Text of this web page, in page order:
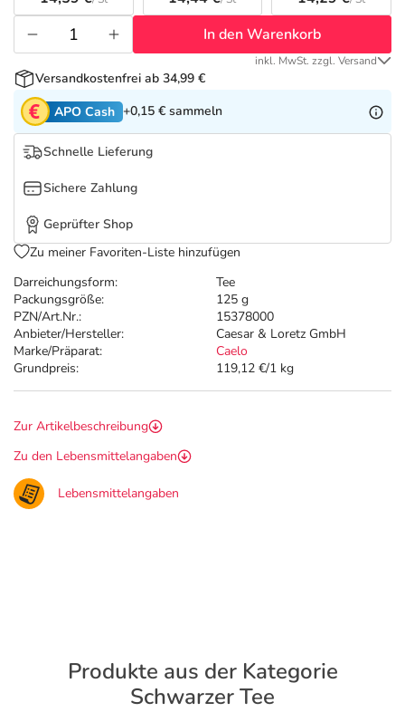
Tierapotheke
Vitamine & Mineralstoffe
Marken
Salus Deals
Darreichungsform:
Tee
Packungsgröße:
125 g
PZN/Art.Nr.:
15378000
Anbieter/Hersteller:
Caesar & Loretz GmbH
Marke/Präparat:
Caelo
Grundpreis:
119,12 €/1 kg
In den Warenkorb
inkl. MwSt. zzgl. Versand
Versandkostenfrei ab 34,99 €
APO Cash +0,15 € sammeln
Schnelle Lieferung
Sichere Zahlung
Geprüfter Shop
Zu meiner Favoriten-Liste hinzufügen
Zur Artikelbeschreibung
Zu den Lebensmittelangaben
Lebensmittelangaben
Produkte aus der Kategorie
Schwarzer Tee